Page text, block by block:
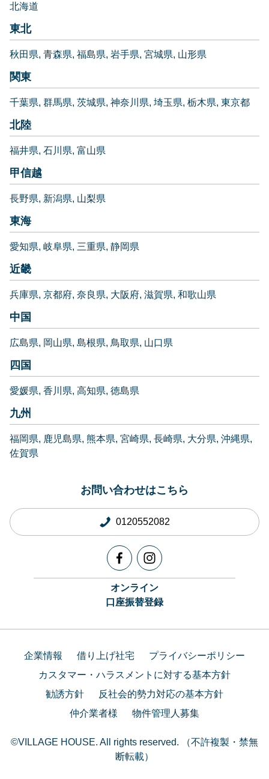
北海道
東北
秋田県 青森県 福島県 岩手県 宮城県 山形県
関東
千葉県 群馬県 茨城県 神奈川県 埼玉県 栃木県 東京都
北陸
福井県 石川県 富山県
甲信越
長野県 新潟県 山梨県
東海
愛知県 岐阜県 三重県 静岡県
近畿
兵庫県 京都府 奈良県 大阪府 滋賀県 和歌山県
中国
広島県 岡山県 島根県 鳥取県 山口県
四国
愛媛県 香川県 高知県 徳島県
九州
福岡県 鹿児島県 熊本県 宮崎県 長崎県 大分県 沖縄県
佐賀県
お問い合わせはこちら
0120552082
オンライン
口座振替登録
企業情報 借り上げ社宅
プライバシーポリシー
カスタマー・ハラスメントに対する基本方針
勧誘方針
反社会的勢力対応の基本方針
仲介業者様
物件管理人募集
©VILLAGE HOUSE. All rights reserved. （不許複製・禁無
断転載）